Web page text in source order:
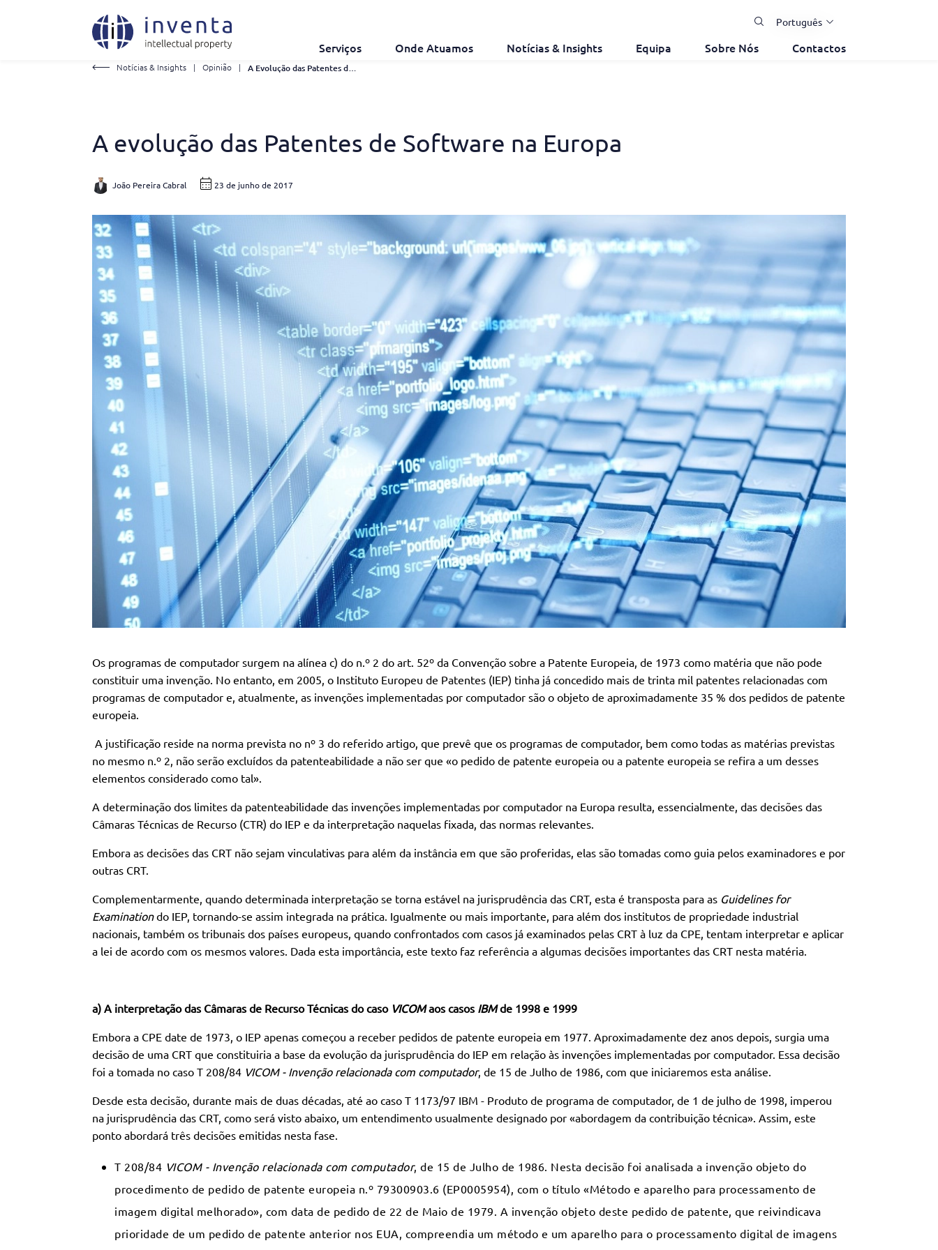
Português
Serviços Onde Atuamos Notícias & Insights Equipa Sobre Nós Contactos
Notícias & Insights | Opinião | A Evolução das Patentes de Software Na Europa
A evolução das Patentes de Software na Europa
João Pereira Cabral 23 de junho de 2017
Os programas de computador surgem na alínea c) do n.º 2 do art. 52º da Convenção sobre a Patente Europeia, de 1973 como matéria que não pode
constituir uma invenção. No entanto, em 2005, o Instituto Europeu de Patentes (IEP) tinha já concedido mais de trinta mil patentes relacionadas com
programas de computador e, atualmente, as invenções implementadas por computador são o objeto de aproximadamente 35 % dos pedidos de patente
europeia.
A justificação reside na norma prevista no nº 3 do referido artigo, que prevê que os programas de computador, bem como todas as matérias previstas
no mesmo n.º 2, não serão excluídos da patenteabilidade a não ser que «o pedido de patente europeia ou a patente europeia se refira a um desses
elementos considerado como tal».
A determinação dos limites da patenteabilidade das invenções implementadas por computador na Europa resulta, essencialmente, das decisões das
Câmaras Técnicas de Recurso (CTR) do IEP e da interpretação naquelas fixada, das normas relevantes.
Embora as decisões das CRT não sejam vinculativas para além da instância em que são proferidas, elas são tomadas como guia pelos examinadores e por
outras CRT.
Complementarmente, quando determinada interpretação se torna estável na jurisprudência das CRT, esta é transposta para as Guidelines for
Examinationdo IEP, tornando-se assim integrada na prática. Igualmente ou mais importante, para além dos institutos de propriedade industrial
nacionais, também os tribunais dos países europeus, quando confrontados com casos já examinados pelas CRT à luz da CPE, tentam interpretar e aplicar
a lei de acordo com os mesmos valores. Dada esta importância, este texto faz referência a algumas decisões importantes das CRT nesta matéria.
a) A interpretação das Câmaras de Recurso Técnicas do caso VICOMaos casos IBMde 1998 e 1999
Embora a CPE date de 1973, o IEP apenas começou a receber pedidos de patente europeia em 1977. Aproximadamente dez anos depois, surgia uma
decisão de uma CRT que constituiria a base da evolução da jurisprudência do IEP em relação às invenções implementadas por computador. Essa decisão
foi a tomada no caso T 208/84 VICOM - Invenção relacionada com computador, de 15 de Julho de 1986, com que iniciaremos esta análise.
Desde esta decisão, durante mais de duas décadas, até ao caso T 1173/97 IBM - Produto de programa de computador, de 1 de julho de 1998, imperou
na jurisprudência das CRT, como será visto abaixo, um entendimento usualmente designado por «abordagem da contribuição técnica». Assim, este
ponto abordará três decisões emitidas nesta fase.
T 208/84 VICOM - Invenção relacionada com computador, de 15 de Julho de 1986. Nesta decisão foi analisada a invenção objeto do
procedimento de pedido de patente europeia n.º 79300903.6 (EP0005954), com o título «Método e aparelho para processamento de
imagem digital melhorado», com data de pedido de 22 de Maio de 1979. A invenção objeto deste pedido de patente, que reivindicava
prioridade de um pedido de patente anterior nos EUA, compreendia um método e um aparelho para o processamento digital de imagens